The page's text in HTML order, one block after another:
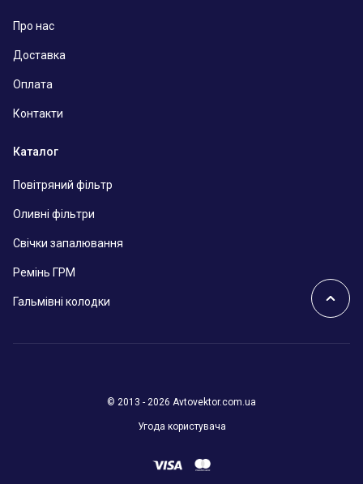
Про нас
Доставка
Оплата
Контакти
Каталог
Повітряний фільтр
Оливні фільтри
Свічки запалювання
Ремінь ГРМ
Гальмівні колодки
© 2013 - 2026 Avtovektor.com.ua
Угода користувача